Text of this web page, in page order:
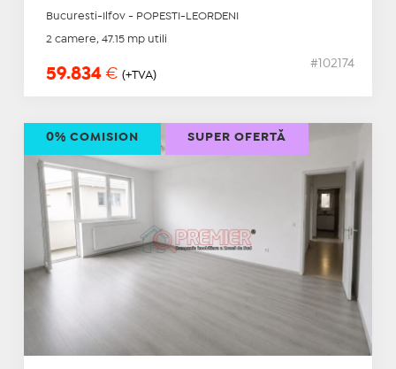
Bucuresti-Ilfov - POPESTI-LEORDENI
2 camere, 47.15 mp utili
59.834 € (+TVA)
#102174
0% COMISION SUPER OFERTĂ